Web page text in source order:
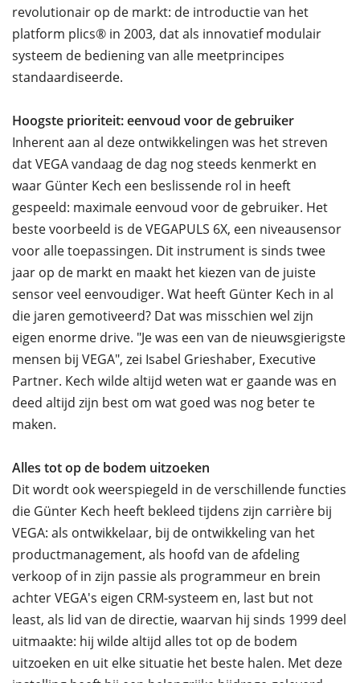
revolutionair op de markt: de introductie van het
platform plics® in 2003, dat als innovatief modulair
systeem de bediening van alle meetprincipes
standaardiseerde.
Hoogste prioriteit: eenvoud voor de gebruiker
Inherent aan al deze ontwikkelingen was het streven
dat VEGA vandaag de dag nog steeds kenmerkt en
waar Günter Kech een beslissende rol in heeft
gespeeld: maximale eenvoud voor de gebruiker. Het
beste voorbeeld is de VEGAPULS 6X, een niveausensor
voor alle toepassingen. Dit instrument is sinds twee
jaar op de markt en maakt het kiezen van de juiste
sensor veel eenvoudiger. Wat heeft Günter Kech in al
die jaren gemotiveerd? Dat was misschien wel zijn
eigen enorme drive. "Je was een van de nieuwsgierigste
mensen bij VEGA", zei Isabel Grieshaber, Executive
Partner. Kech wilde altijd weten wat er gaande was en
deed altijd zijn best om wat goed was nog beter te
maken.
Alles tot op de bodem uitzoeken
Dit wordt ook weerspiegeld in de verschillende functies
die Günter Kech heeft bekleed tijdens zijn carrière bij
VEGA: als ontwikkelaar, bij de ontwikkeling van het
productmanagement, als hoofd van de afdeling
verkoop of in zijn passie als programmeur en brein
achter VEGA's eigen CRM-systeem en, last but not
least, als lid van de directie, waarvan hij sinds 1999 deel
uitmaakte: hij wilde altijd alles tot op de bodem
uitzoeken en uit elke situatie het beste halen. Met deze